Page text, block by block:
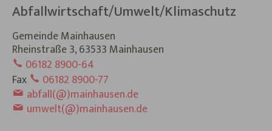
Abfallwirtschaft/Umwelt/Klimaschutz
Gemeinde Mainhausen
Rheinstraße 3, 63533 Mainhausen
06182 8900-64
Fax
06182 8900-77
abfall(@)mainhausen.de
umwelt(@)mainhausen.de